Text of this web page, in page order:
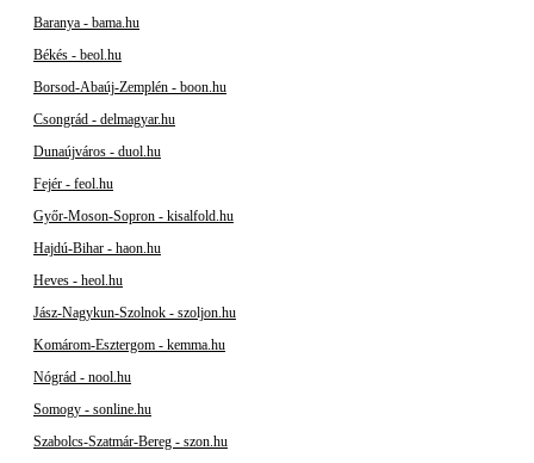
Baranya - bama.hu
Békés - beol.hu
Borsod-Abaúj-Zemplén - boon.hu
Csongrád - delmagyar.hu
Dunaújváros - duol.hu
Fejér - feol.hu
Győr-Moson-Sopron - kisalfold.hu
Hajdú-Bihar - haon.hu
Heves - heol.hu
Jász-Nagykun-Szolnok - szoljon.hu
Komárom-Esztergom - kemma.hu
Nógrád - nool.hu
Somogy - sonline.hu
Szabolcs-Szatmár-Bereg - szon.hu